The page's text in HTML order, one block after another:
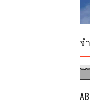
จ